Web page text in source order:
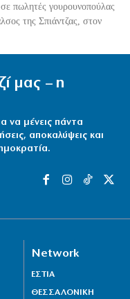
πωλητές γουρουνοπούλας
της Σπιάντζας, στον
μας – η
να μένεις πάντα
αποκαλύψεις και
Network
ΕΣΤΙΑ
ΘΕΣΣΑΛΟΝΙΚΗ